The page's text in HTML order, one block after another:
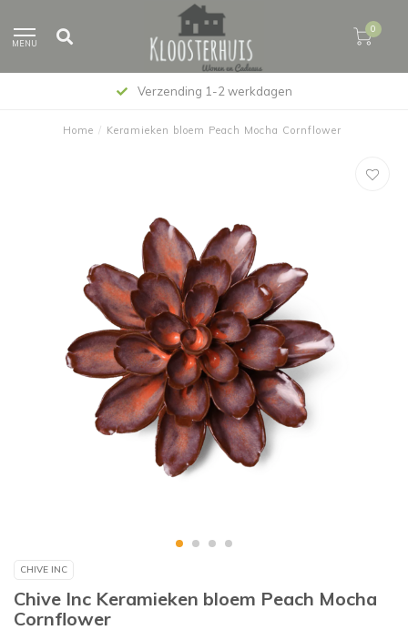
MENU
0
Verzending 1-2 werkdagen
Home / Keramieken bloem Peach Mocha Cornflower
CHIVE INC
Chive Inc Keramieken bloem Peach Mocha
Cornflower